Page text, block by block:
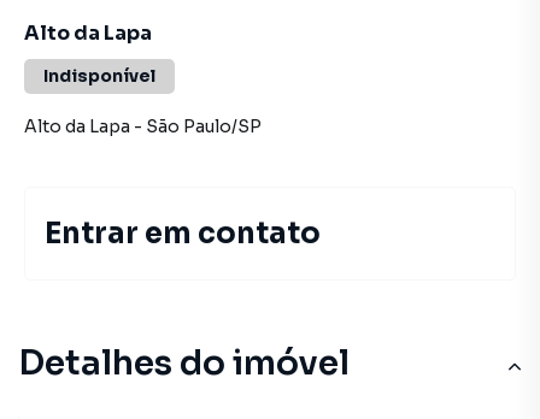
Detalhes do imóvel
Alto da Lapa
Indisponível
Alto da Lapa - São Paulo/SP
Entrar em contato